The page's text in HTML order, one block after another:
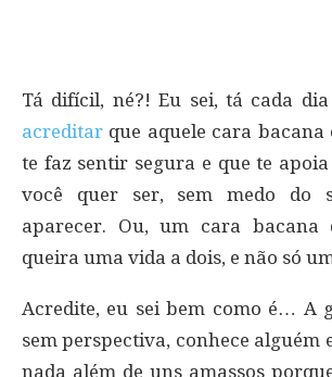
Tá difícil, né?! Eu sei, tá cada
acreditar que aquele cara bacana
te faz sentir segura e que te
você quer ser, sem medo do
aparecer. Ou, um cara bacana
queira uma vida a dois, e não só
Acredite, eu sei bem como é… A
sem perspectiva, conhece alguém
nada além de uns amassos